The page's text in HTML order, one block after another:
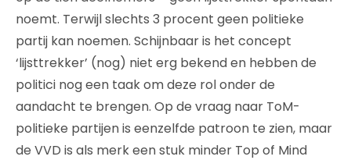
noemt. Terwijl slechts 3 procent geen politieke
partij kan noemen. Schijnbaar is het concept
‘lijsttrekker’ (nog) niet erg bekend en hebben de
politici nog een taak om deze rol onder de
aandacht te brengen. Op de vraag naar ToM-
politieke partijen is eenzelfde patroon te zien, maar
de VVD is als merk een stuk minder Top of Mind